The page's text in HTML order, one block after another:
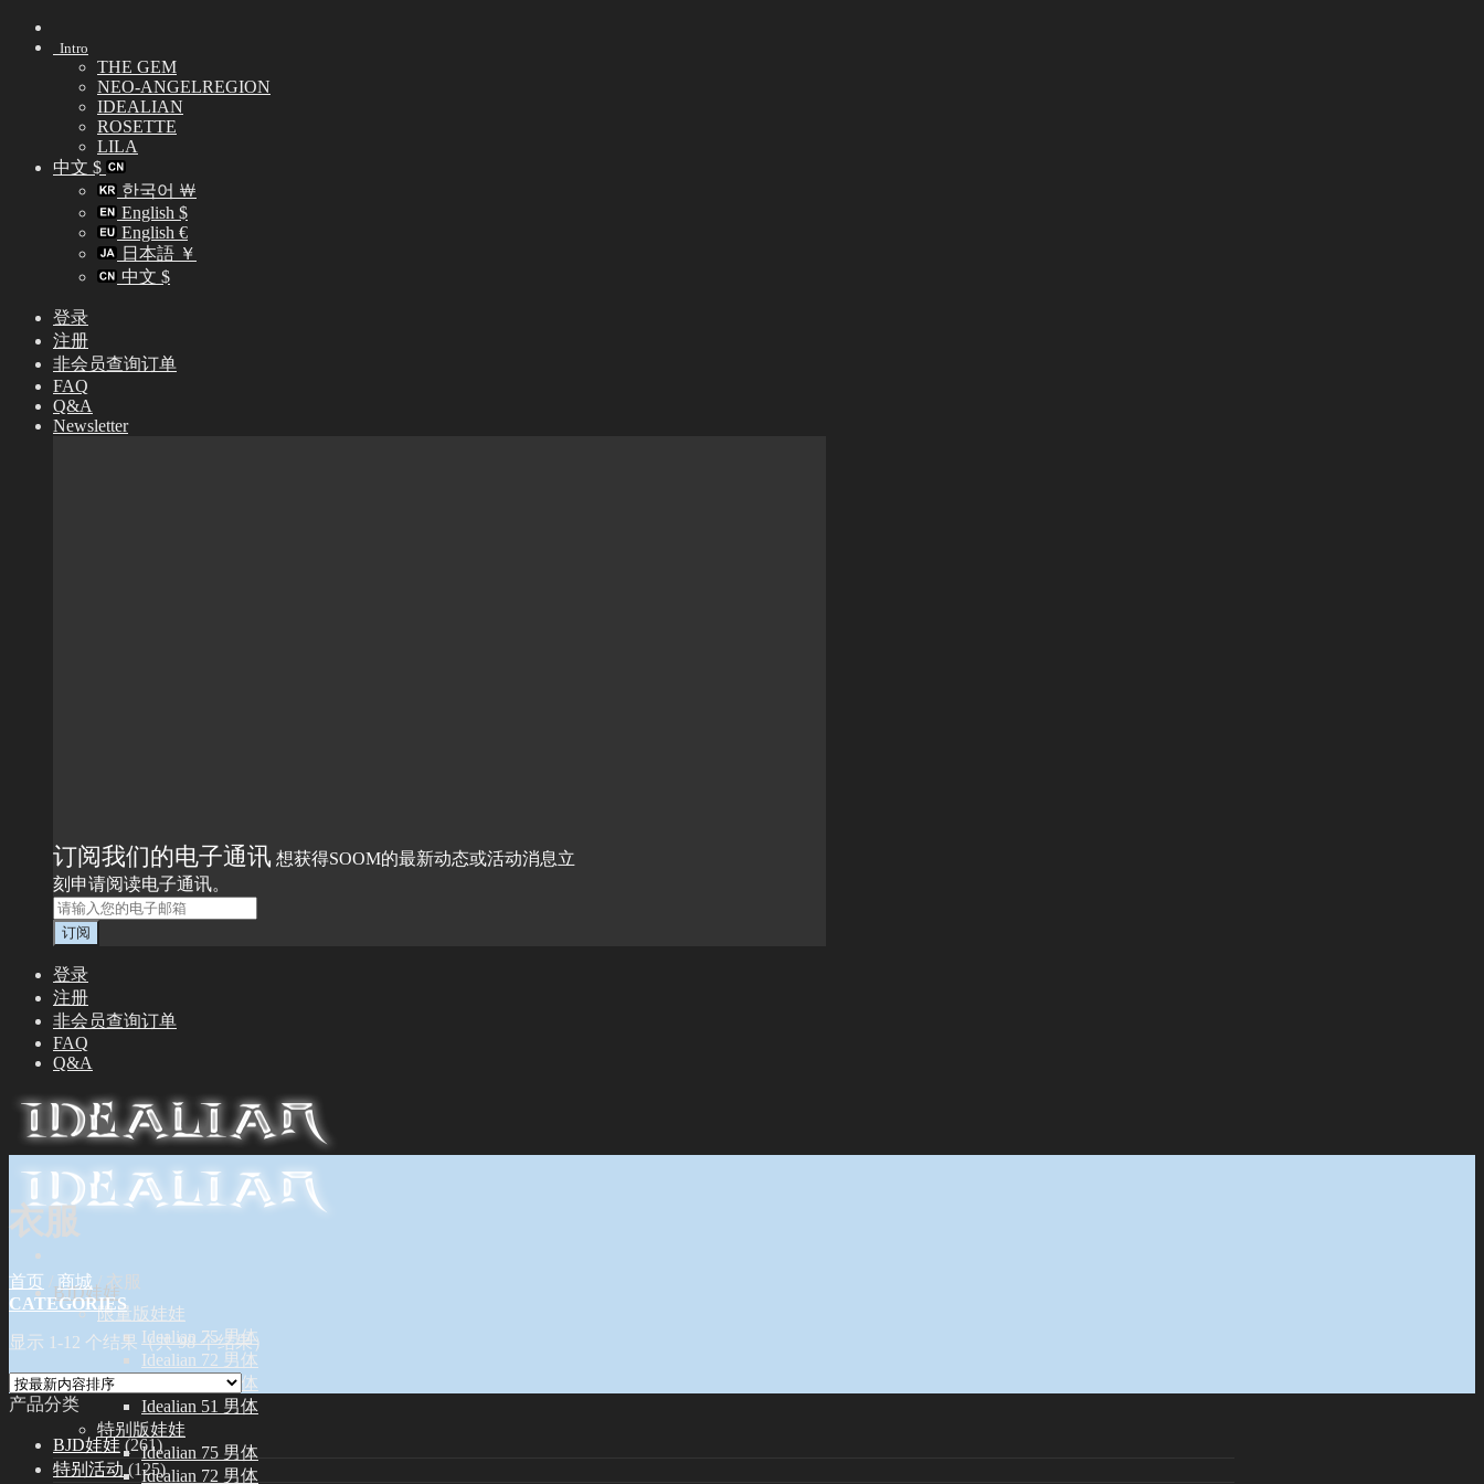
Skip
Intro
THE GEM
NEO-ANGELREGION
IDEALIAN
ROSETTE
LILA
中文 $
한국어 ￦
English $
English €
日本語 ￥
中文 $
登录
注册
非会员查询订单
FAQ
Q&A
Newsletter
订阅我们的电子通讯 想获得SOOM的最新动态或活动消息立
刻申请阅读电子通讯。
登录
注册
非会员查询订单
FAQ
Q&A
BJD娃娃
限量版娃娃
Idealian 75 男体
Idealian 72 男体
Idealian 68 女体
Idealian 51 男体
特别版娃娃
Idealian 75 男体
Idealian 72 男体
衣服
首页 商城
衣服
CATEGORIES
显示 1-12 个结果（共 98 个结果）
产品分类
BJD娃娃 (261)
特别活动 (125)